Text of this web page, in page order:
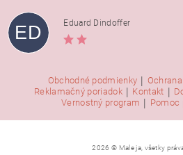
ED Eduard Dindoffer
Obchodné podmienky |
Reklamačný poriadok | Kontakt |
Vernostný program | Pomoc
2026 © Male ja, všetky